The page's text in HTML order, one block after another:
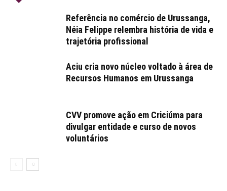
Referência no comércio de Urussanga,
Néia Felippe relembra história de vida e
trajetória profissional
Aciu cria novo núcleo voltado à área de
Recursos Humanos em Urussanga
CVV promove ação em Criciúma para
divulgar entidade e curso de novos
voluntários